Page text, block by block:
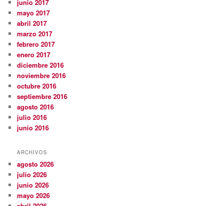
junio 2017
mayo 2017
abril 2017
marzo 2017
febrero 2017
enero 2017
diciembre 2016
noviembre 2016
octubre 2016
septiembre 2016
agosto 2016
julio 2016
junio 2016
ARCHIVOS
agosto 2026
julio 2026
junio 2026
mayo 2026